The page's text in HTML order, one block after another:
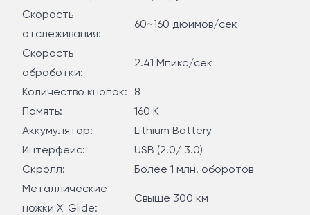
Скорость
отслеживания:
60~160 дюймов/сек
Скорость
обработки:
2.41 Мпикс/сек
Количество кнопок:
8
Память:
160 К
Аккумулятор:
Lithium Battery
Интерфейс:
USB (2.0/ 3.0)
Скролл:
Более 1 млн. оборотов
Металлические
ножки X' Glide:
Свыше 300 км